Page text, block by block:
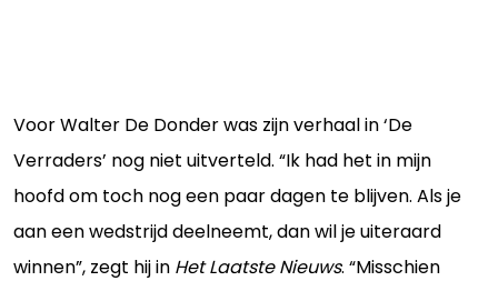
Voor Walter De Donder was zijn verhaal in ‘De
Verraders’ nog niet uitverteld. “Ik had het in mijn
hoofd om toch nog een paar dagen te blijven. Als je
aan een wedstrijd deelneemt, dan wil je uiteraard
winnen”, zegt hij in Het Laatste Nieuws. “Misschien